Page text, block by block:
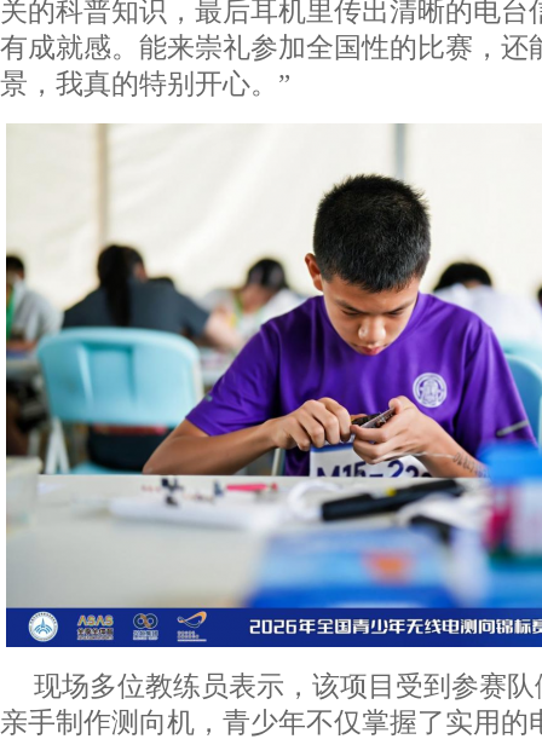
关的科普知识，最后耳机里传出清晰的电台
有成就感。能来崇礼参加全国性的比赛，还
景，我真的特别开心。”
现场多位教练员表示，该项目受到参赛
亲手制作测向机，青少年不仅掌握了实用的